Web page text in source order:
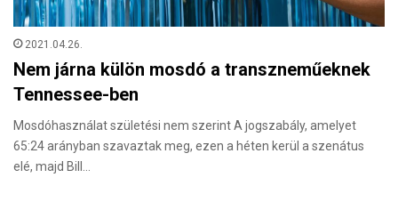
2021.04.26.
Nem járna külön mosdó a transzneműeknek
Tennessee-ben
Mosdóhasználat születési nem szerint A jogszabály, amelyet
65:24 arányban szavaztak meg, ezen a héten kerül a szenátus
elé, majd Bill…